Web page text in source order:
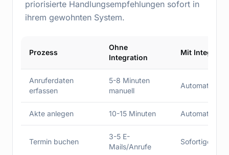
priorisierte Handlungsempfehlungen sofort in
ihrem gewohnten System.
Prozess
Ohne
Integration
Mit
Anruferdaten
erfassen
5-8 Minuten
manuell
Automatisch
Akte anlegen 10-15 Minuten Automatisch
Termin buchen
3-5 E-
Mails/Anrufe
Sofortige